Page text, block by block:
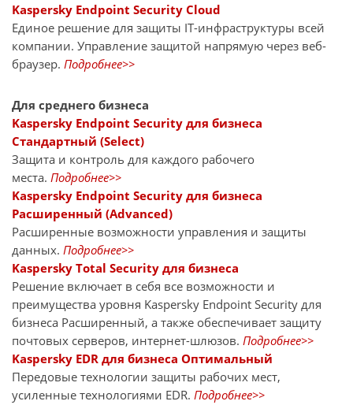
Kaspersky Endpoint Security Cloud
Единое решение для защиты IT-инфраструктуры всей
компании. Управление защитой напрямую через веб-
браузер. Подробнее>>
Для среднего бизнеса
Kaspersky Endpoint Security для бизнеса
Стандартный (Select)
Защита и контроль для каждого рабочего
места. Подробнее>>
Kaspersky Endpoint Security для бизнеса
Расширенный (Advanced)
Расширенные возможности управления и защиты
данных. Подробнее>>
Kaspersky Total Security для бизнеса
Решение включает в себя все возможности и
преимущества уровня Kaspersky Endpoint Security для
бизнеса Расширенный, а также обеспечивает защиту
почтовых серверов, интернет-шлюзов. Подробнее>>
Kaspersky EDR для бизнеса Оптимальный
Передовые технологии защиты рабочих мест,
усиленные технологиями EDR. Подробнее>>